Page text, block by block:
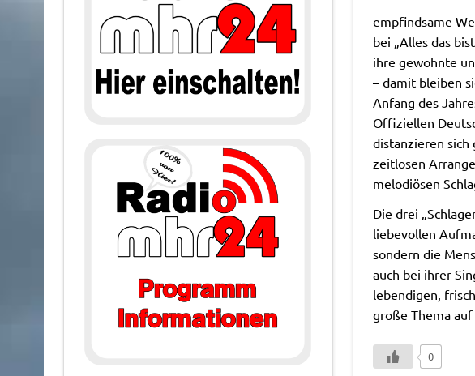
empfindsame
bei „Alles das
ihre gewohnte
– damit bleiben
Anfang des
Offiziellen
distanzieren sich
zeitlosen
melodiösen
Die drei
liebevollen
sondern die
auch bei ihrer
lebendigen,
große Thema
0